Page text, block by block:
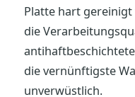
Platte hart
die
die vernünftigste
unverwüstlich.